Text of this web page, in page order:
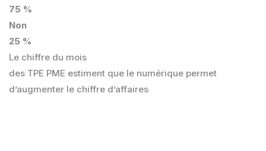
75 %
Non
25 %
Le chiffre du mois
des TPE PME estiment que le numérique permet
d’augmenter le chiffre d’affaires